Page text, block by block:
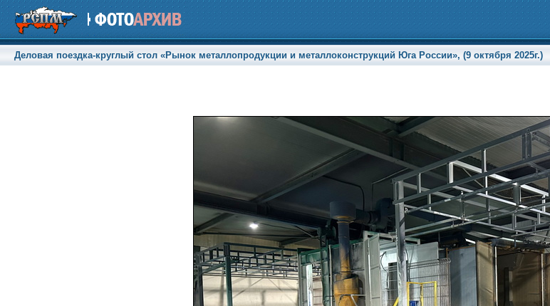
Деловая поездка-круглый стол «Рынок металлопродукции и металлоконструкций Юга России», (9 октября 2025г.)